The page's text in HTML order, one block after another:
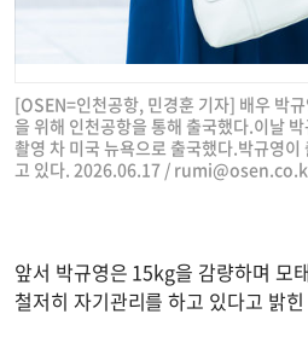
[OSEN=인천공항, 민경훈 기자] 배우 박
을 위해 인천공항을 통해 출국했다.이날
촬영 차 미국 뉴욕으로 출국했다.박규영
고 있다. 2026.06.17 /
앞서 박규영은 15kg을 감량하며 모
철저히 자기관리를 하고 있다고 밝